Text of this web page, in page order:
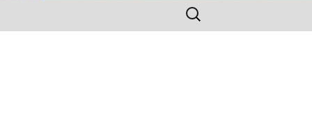
Rechercher :